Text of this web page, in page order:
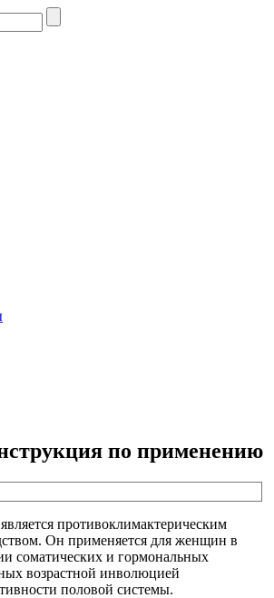
по применению
противоклимактерическим
Он применяется для женщин в
соматических и гормональных
возрастной инволюцией
половой системы.